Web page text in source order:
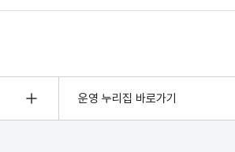
운영 누리집 바로가기